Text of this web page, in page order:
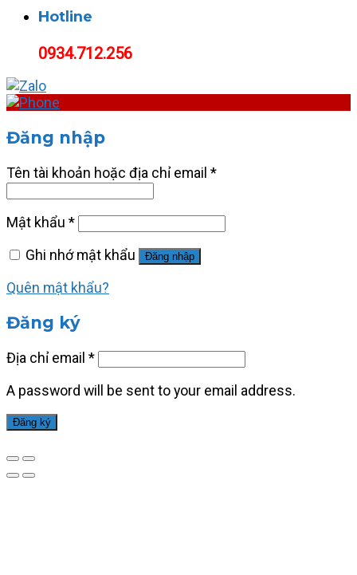
Hotline
0934.712.256
Đăng nhập
Tên tài khoản hoặc địa chỉ email *
Mật khẩu *
Ghi nhớ mật khẩu
Đăng nhập
Quên mật khẩu?
Đăng ký
Địa chỉ email *
A password will be sent to your email address.
Đăng ký